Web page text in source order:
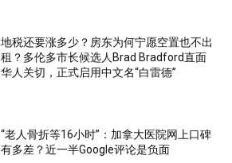
地税还要涨多少？房东为何宁愿空置也不出
租？多伦多市长候选人Brad Bradford直面
华人关切，正式启用中文名“白雷德”
“老人骨折等16小时”：加拿大医院网上口碑
有多差？近一半Google评论是负面